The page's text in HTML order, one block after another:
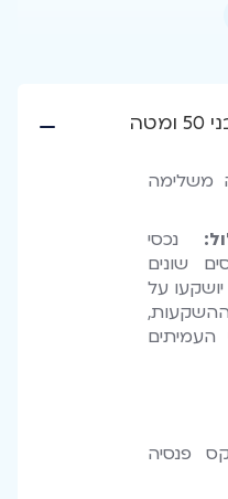
משלימה
נכסי
שונים
על
העמיתים
פנסיה